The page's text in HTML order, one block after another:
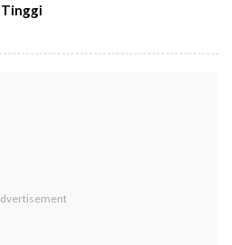
Tinggi